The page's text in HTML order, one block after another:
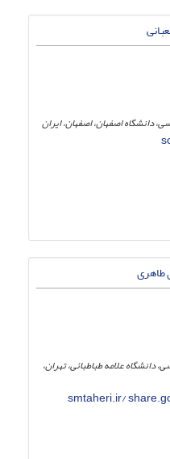
دانشگاه اصفهان، اصفهان، ایران
دانشگاه علامه طباطبائی، تهران،
smtaheri.ir/